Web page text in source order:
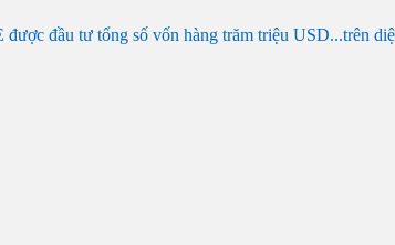
đầu tư tổng số vốn hàng trăm triệu USD...trên